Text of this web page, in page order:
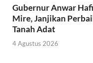
Gubernur Anwar
Mire, Janjikan
Tanah Adat
4 Agustus 2026